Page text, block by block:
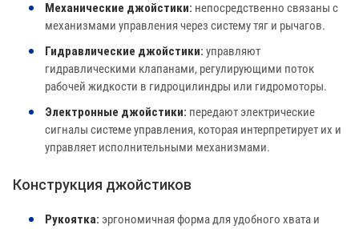
Механические джойстики: непосредственно связаны с
механизмами управления через систему тяг и рычагов.
Гидравлические джойстики: управляют
гидравлическими клапанами, регулирующими поток
рабочей жидкости в гидроцилиндры или гидромоторы.
Электронные джойстики: передают электрические
сигналы системе управления, которая интерпретирует их и
управляет исполнительными механизмами.
Конструкция джойстиков
Рукоятка: эргономичная форма для удобного хвата и